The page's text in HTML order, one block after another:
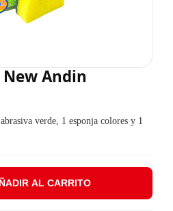
Andin
verde, 1 esponja colores y 1
cantidadAL CARRITO